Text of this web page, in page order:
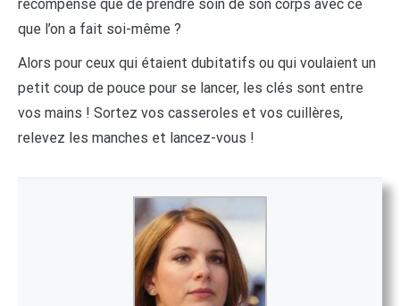
récompense que de prendre soin de son corps avec ce
que l’on a fait soi-même ?
Alors pour ceux qui étaient dubitatifs ou qui voulaient un
petit coup de pouce pour se lancer, les clés sont entre
vos mains ! Sortez vos casseroles et vos cuillères,
relevez les manches et lancez-vous !